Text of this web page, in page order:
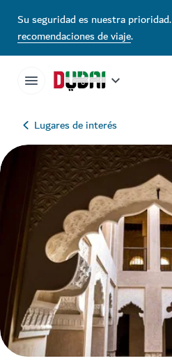
Su seguridad es nuestra prioridad.
recomendaciones de viaje.
Lugares de interés